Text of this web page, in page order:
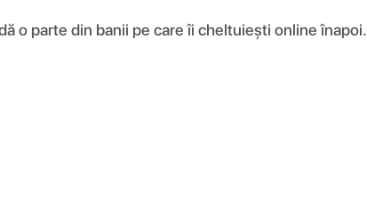
o parte din banii pe care îi cheltuiești online înapoi.